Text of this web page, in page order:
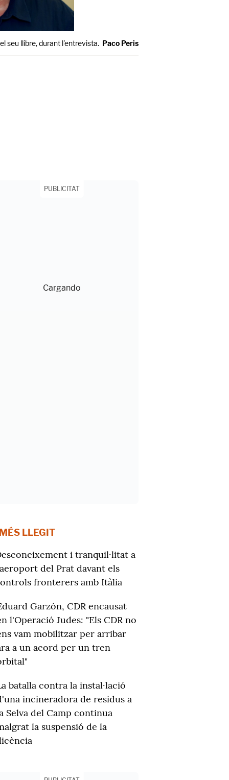
seu llibre, durant l'entrevista. Paco Peris
PUBLICITAT
LLEGIT
i tranquil·litat a
del Prat davant els
fronterers amb Itàlia
Garzón, CDR encausat
l'Operació Judes: "Els CDR no
vam mobilitzar per arribar
a un acord per un tren
batalla contra la instal·lació
incineradora de residus a
Selva del Camp continua
la suspensió de la